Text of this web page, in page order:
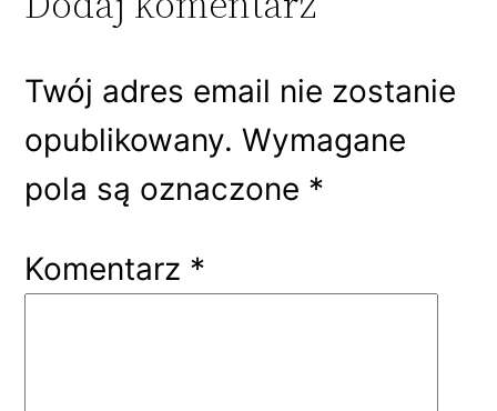
Twój adres email nie zostanie
opublikowany. Wymagane
pola są oznaczone *
Komentarz *